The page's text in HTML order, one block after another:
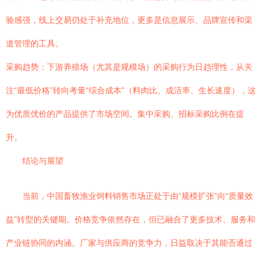
验感强，线上交易仍处于补充地位，更多是信息展示、品牌宣传和渠
道管理的工具。
采购趋势：下游养殖场（尤其是规模场）的采购行为日趋理性，从关
注“最低价格”转向考量“综合成本”（料肉比、成活率、生长速度），这
为优质优价的产品提供了市场空间。集中采购、招标采购比例在提
升。
结论与展望
当前，中国畜牧渔业饲料销售市场正处于由“规模扩张”向“质量效
益”转型的关键期。价格竞争依然存在，但已融合了更多技术、服务和
产业链协同的内涵。厂家与供应商的竞争力，日益取决于其能否通过